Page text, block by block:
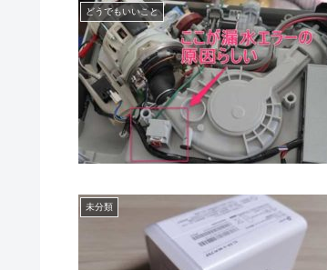
どうでもいいこと
未分類